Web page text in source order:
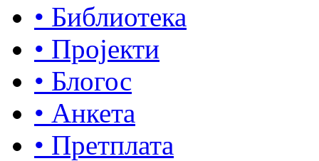
• Библиотека
• Пројекти
• Блогос
• Анкета
• Претплата